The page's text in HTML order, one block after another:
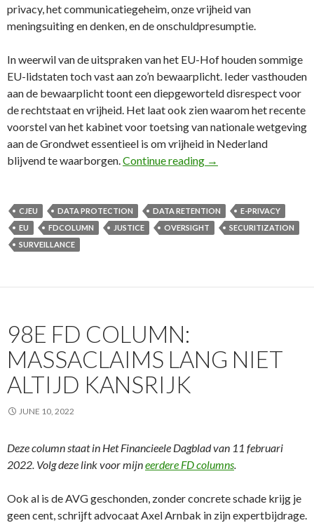
privacy, het communicatiegeheim, onze vrijheid van
meningsuiting en denken, en de onschuldpresumptie.
In weerwil van de uitspraken van het EU-Hof houden sommige
EU-lidstaten toch vast aan zo’n bewaarplicht. Ieder vasthouden
aan de bewaarplicht toont een diepgeworteld disrespect voor
de rechtstaat en vrijheid. Het laat ook zien waarom het recente
voorstel van het kabinet voor toetsing van nationale wetgeving
aan de Grondwet essentieel is om vrijheid in Nederland
blijvend te waarborgen.Continue reading 102e FD Column:
→
CJEU DATA PROTECTION DATA RETENTION
E-PRIVACY
EU
FDCOLUMN JUSTICE OVERSIGHT
SECURITIZATION
SURVEILLANCE
98E FD COLUMN:
MASSACLAIMS LANG NIET
ALTIJD KANSRIJK
JUNE 10, 2022
Deze column staat in Het Financieele Dagblad van 11 februari
2022. Volg deze link voor mijneerdere FD columns.
Ook al is de AVG geschonden, zonder concrete schade krijg je
geen cent, schrijft advocaat Axel Arnbak in zijn expertbijdrage.